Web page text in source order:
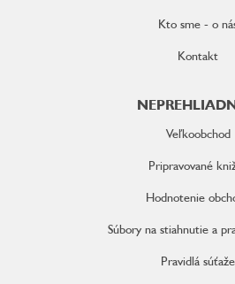
Kto sme - o
Kontakt
Veľkoobchod
Pripravované
Hodnotenie
Súbory na stiahnutie a
Pravidlá súťaže